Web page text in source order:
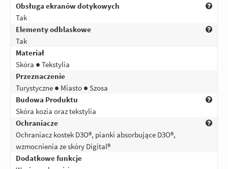
Obsługa ekranów dotykowych
Tak
Elementy odblaskowe
Tak
Materiał
Skóra ● Tekstylia
Przeznaczenie
Turystyczne ● Miasto ● Szosa
Budowa Produktu
Skóra kozia oraz tekstylia
Ochraniacze
Ochraniacz kostek D3O®, pianki absorbujące D3O®,
wzmocnienia ze skóry Digital®
Dodatkowe funkcje